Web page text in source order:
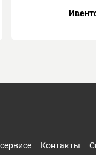
Контакты